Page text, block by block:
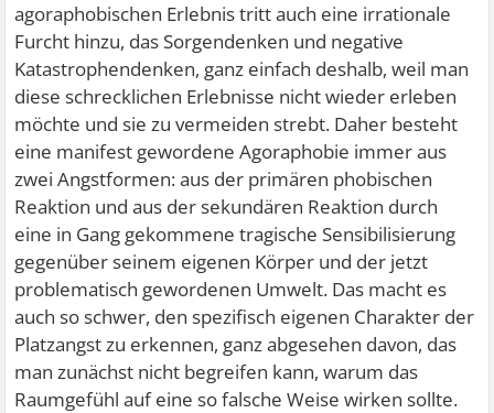
agoraphobischen Erlebnis tritt auch eine irrationale
Furcht hinzu, das Sorgendenken und negative
Katastrophendenken, ganz einfach deshalb, weil man
diese schrecklichen Erlebnisse nicht wieder erleben
möchte und sie zu vermeiden strebt. Daher besteht
eine manifest gewordene Agoraphobie immer aus
zwei Angstformen: aus der primären phobischen
Reaktion und aus der sekundären Reaktion durch
eine in Gang gekommene tragische Sensibilisierung
gegenüber seinem eigenen Körper und der jetzt
problematisch gewordenen Umwelt. Das macht es
auch so schwer, den spezifisch eigenen Charakter der
Platzangst zu erkennen, ganz abgesehen davon, das
man zunächst nicht begreifen kann, warum das
Raumgefühl auf eine so falsche Weise wirken sollte.